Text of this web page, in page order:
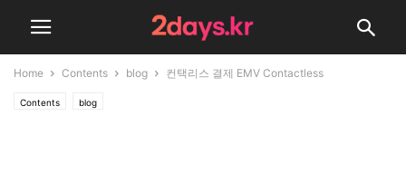
Home Contents blog 컨택리스 결제 EMV Contactless
Contents blog